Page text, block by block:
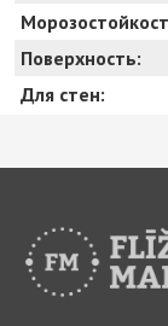
Поверхность:
Для стен: